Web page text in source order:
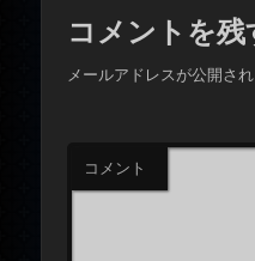
コメントを残
メールアドレスが公開さ
コメント